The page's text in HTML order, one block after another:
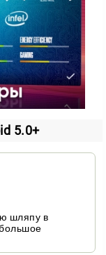
себя. В вашем
так что
все
5.0+
шляпу в